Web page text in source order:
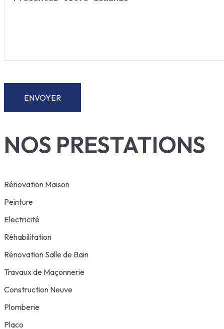
NOS PRESTATIONS
Rénovation Maison
Peinture
Electricité
Réhabilitation
Rénovation Salle de Bain
Travaux de Maçonnerie
Construction Neuve
Plomberie
Placo